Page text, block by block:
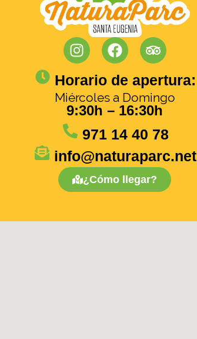
Horario de apertura:
Miércoles a Domingo
9:30h – 16:30h
971 14 40 78
info@naturaparc.net
¿Cómo llegar?